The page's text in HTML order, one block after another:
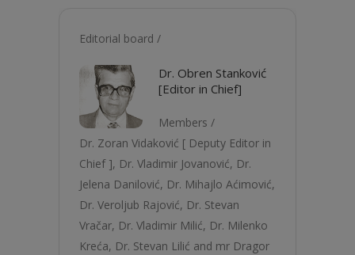
Editorial board /
Dr. Obren Stanković
[Editor in Chief]
Members /
Dr. Zoran Vidaković [ Deputy Editor in
Chief ], Dr. Vladimir Jovanović, Dr.
Jelena Danilović, Dr. Mihajlo Aćimović,
Dr. Verolјub Rajović, Dr. Stevan
Vračar, Dr. Vladimir Milić, Dr. Milenko
Kreća, Dr. Stevan Lilić and mr Dragor